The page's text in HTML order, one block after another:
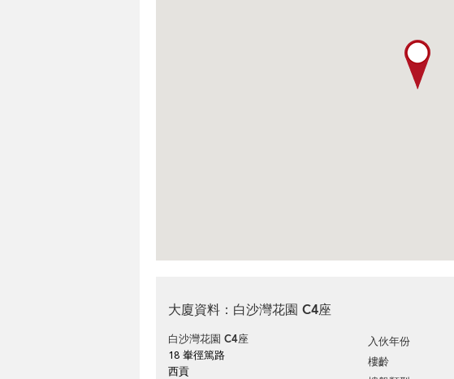
大廈資料：白沙灣花園 C4座
白沙灣花園 C4座
18 輋徑篤路
西貢
入伙年份
樓齡